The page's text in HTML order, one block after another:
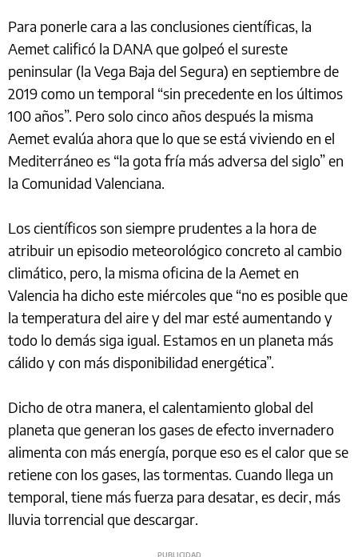
Para ponerle cara a las conclusiones científicas, la
Aemet calificó la DANA que golpeó el sureste
peninsular (la Vega Baja del Segura) en septiembre de
2019 como un temporal “sin precedente en los últimos
100 años”. Pero solo cinco años después la misma
Aemet evalúa ahora que lo que se está viviendo en el
Mediterráneo es “la gota fría más adversa del siglo” en
la Comunidad Valenciana.
Los científicos son siempre prudentes a la hora de
atribuir un episodio meteorológico concreto al cambio
climático, pero, la misma oficina de la Aemet en
Valencia ha dicho este miércoles que “no es posible que
la temperatura del aire y del mar esté aumentando y
todo lo demás siga igual. Estamos en un planeta más
cálido y con más disponibilidad energética”.
Dicho de otra manera, el calentamiento global del
planeta que generan los gases de efecto invernadero
alimenta con más energía, porque eso es el calor que se
retiene con los gases, las tormentas. Cuando llega un
temporal, tiene más fuerza para desatar, es decir, más
lluvia torrencial que descargar.